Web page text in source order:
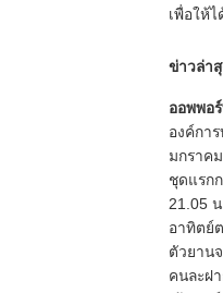
เพื่อให้
ข่าวล่า
ออพพอ
องค์กา
มกราค
ชุดแรก
21.05
อาทิตย์
ตัวยาน
คนละฝ